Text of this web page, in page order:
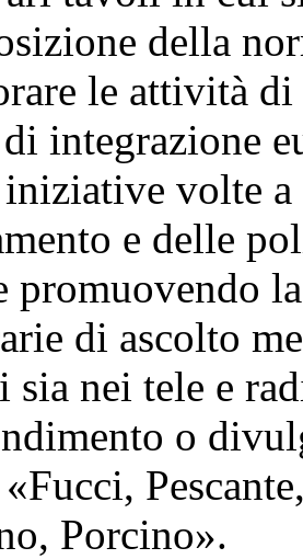
della
le attività
integrazione
volte a
e delle
promuovendo
di ascolto
sia nei tele e
o
Porcino».